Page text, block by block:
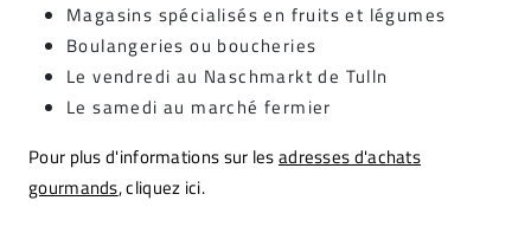
Magasins spécialisés en fruits et légumes
Boulangeries ou boucheries
Le vendredi au Naschmarkt de Tulln
Le samedi au marché fermier
Pour plus d'informations sur lesadresses d'achats
gourmands, cliquez ici.